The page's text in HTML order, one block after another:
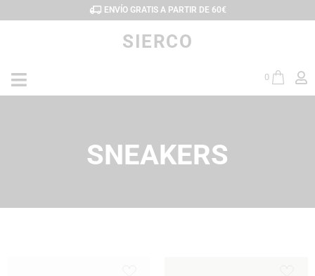
ENVÍO GRATIS A PARTIR DE 60€
SIERCO
0
SNEAKERS